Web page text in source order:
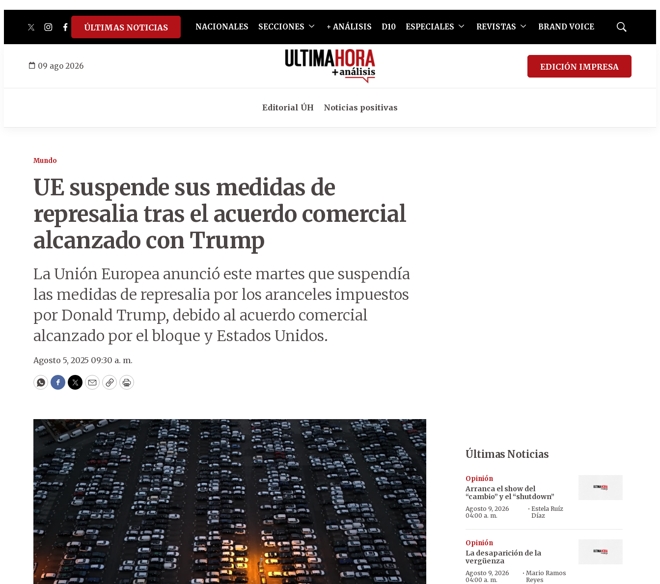
twitterinstagram
facebook
tiktokyoutube
spotify
ÚLTIMAS NOTICIAS NACIONALES SECCIONES + ANÁLISIS D10 ESPECIALES REVISTAS BRAND VOICE
Mostrar
09 ago 2026 EDICIÓN IMPRESA
Editorial ÚH Noticias positivas
Mundo
UE suspende sus medidas de
represalia tras el acuerdo comercial
alcanzado con Trump
La Unión Europea anunció este martes que suspendía
las medidas de represalia por los aranceles impuestos
por Donald Trump, debido al acuerdo comercial
alcanzado por el bloque y Estados Unidos.
Agosto 5, 2025 09:30 a. m.
WhatsApp
Facebook
Twitter
EmailCopyPrint
Últimas Noticias
Opinión
Arranca el show del
“cambio” y el “shutdown”
Agosto 9, 2026
04:00 a. m.
·Estela Ruíz
Díaz
Opinión
La desaparición de la
vergüenza
Agosto 9, 2026
04:00 a. m.
· Mario Ramos
Reyes